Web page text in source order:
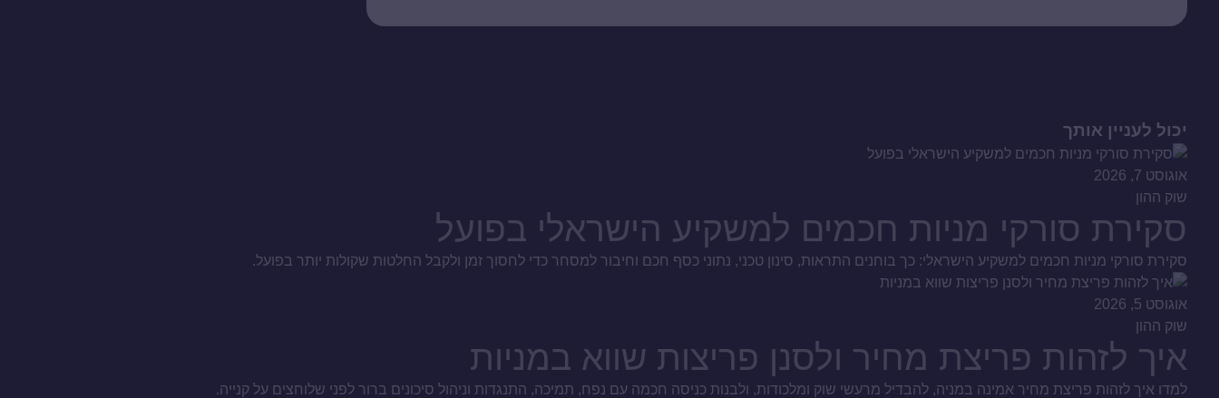
יכול לעניין אותך
אוגוסט 7, 2026
שוק ההון
סקירת סורקי מניות חכמים למשקיע הישראלי בפועל
סקירת סורקי מניות חכמים למשקיע הישראלי: כך בוחנים התראות, סינון טכני, נתוני כסף חכם וחיבור למסחר כדי לחסוך זמן ולקבל החלטות שקולות יותר בפועל.
אוגוסט 5, 2026
שוק ההון
איך לזהות פריצת מחיר ולסנן פריצות שווא במניות
למדו איך לזהות פריצת מחיר אמינה במניה, להבדיל מרעשי שוק ומלכודות, ולבנות כניסה חכמה עם נפח, תמיכה, התנגדות וניהול סיכונים ברור לפני שלוחצים על קנייה.